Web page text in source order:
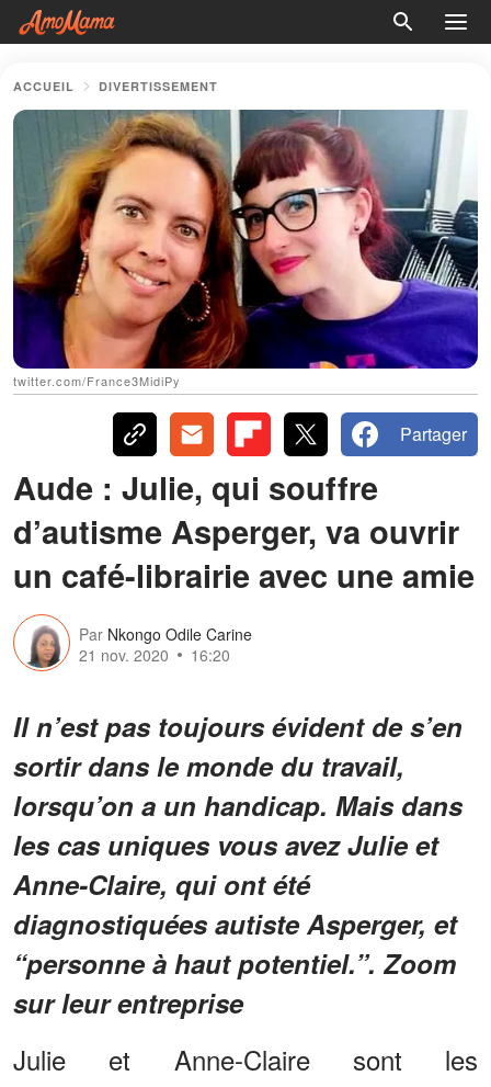
ACCUEIL DIVERTISSEMENT
twitter.com/France3MidiPy
Partager
Aude : Julie, qui souffre
d’autisme Asperger, va ouvrir
un café-librairie avec une amie
Par Nkongo Odile Carine
21 nov. 2020
16:20
Il n’est pas toujours évident de s’en
sortir dans le monde du travail,
lorsqu’on a un handicap. Mais dans
les cas uniques vous avez Julie et
Anne-Claire, qui ont été
diagnostiquées autiste Asperger, et
“personne à haut potentiel.”. Zoom
sur leur entreprise
Julie et Anne-Claire sont les